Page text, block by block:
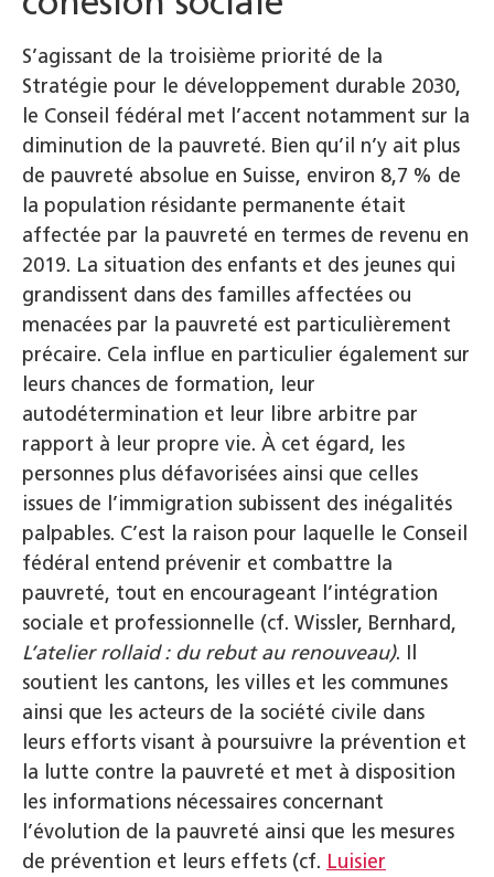
S’agissant de la troisième priorité de la
Stratégie pour le développement durable 2030,
le Conseil fédéral met l’accent notamment sur la
diminution de la pauvreté. Bien qu’il n’y ait plus
de pauvreté absolue en Suisse, environ 8,7 % de
la population résidante permanente était
affectée par la pauvreté en termes de revenu en
2019. La situation des enfants et des jeunes qui
grandissent dans des familles affectées ou
menacées par la pauvreté est particulièrement
précaire. Cela influe en particulier également sur
leurs chances de formation, leur
autodétermination et leur libre arbitre par
rapport à leur propre vie. À cet égard, les
personnes plus défavorisées ainsi que celles
issues de l’immigration subissent des inégalités
palpables. C’est la raison pour laquelle le Conseil
fédéral entend prévenir et combattre la
pauvreté, tout en encourageant l’intégration
sociale et professionnelle (cf. Wissler, Bernhard,
L’atelier rollaid : du rebut au renouveau). Il
soutient les cantons, les villes et les communes
ainsi que les acteurs de la société civile dans
leurs efforts visant à poursuivre la prévention et
la lutte contre la pauvreté et met à disposition
les informations nécessaires concernant
l’évolution de la pauvreté ainsi que les mesures
de prévention et leurs effets (cf. Luisier